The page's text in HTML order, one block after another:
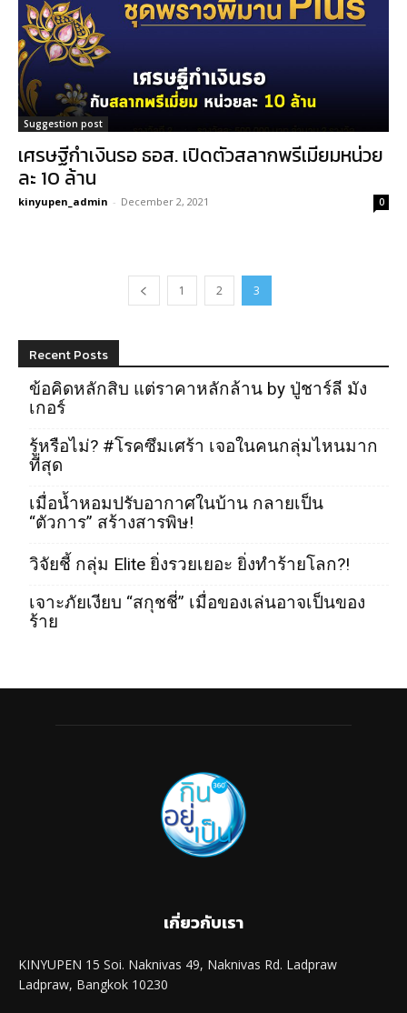
Suggestion post
เศรษฐีกำเงินรอ ธอส. เปิดตัวสลากพรีเมียมหน่วย
ละ 10 ล้าน
kinyupen_admin - December 2, 2021 0
1 2 3
Recent Posts
ข้อคิดหลักสิบ แต่ราคาหลักล้าน by ปู่ชาร์ลี มัง
เกอร์
รู้หรือไม่? #โรคซึมเศร้า เจอในคนกลุ่มไหนมาก
ที่สุด
เมื่อน้ำหอมปรับอากาศในบ้าน กลายเป็น
“ตัวการ” สร้างสารพิษ!
วิจัยชี้ กลุ่ม Elite ยิ่งรวยเยอะ ยิ่งทำร้ายโลก?!
เจาะภัยเงียบ “สกุชชี่” เมื่อของเล่นอาจเป็นของ
ร้าย
เกี่ยวกับเรา
KINYUPEN 15 Soi. Naknivas 49, Naknivas Rd. Ladpraw
Ladpraw, Bangkok 10230